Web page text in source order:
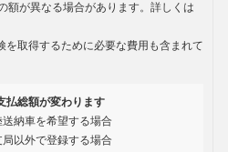
額が異なる場合があります。詳しくは
を取得するために必要な費用も含まれて
払総額が変わります
納車を希望する場合
以外で登録する場合